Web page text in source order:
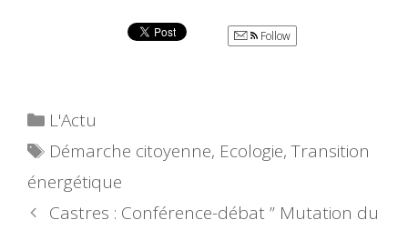
Follow
Catégories
L'Actu
Étiquettes
Démarche citoyenne, Ecologie,Transition
énergétique
Castres : Conférence-débat ” Mutation du